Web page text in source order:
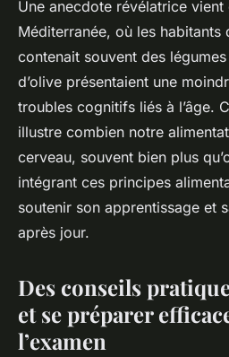
Une anecdote révélatrice vient
Méditerranée, où les habitants
contenait souvent des
d’olive présentaient une
troubles cognitifs liés à l’âge.
illustre combien notre
cerveau, souvent bien plus
intégrant ces principes
soutenir son apprentissage et
après jour.
Des conseils
et se préparer
l’examen